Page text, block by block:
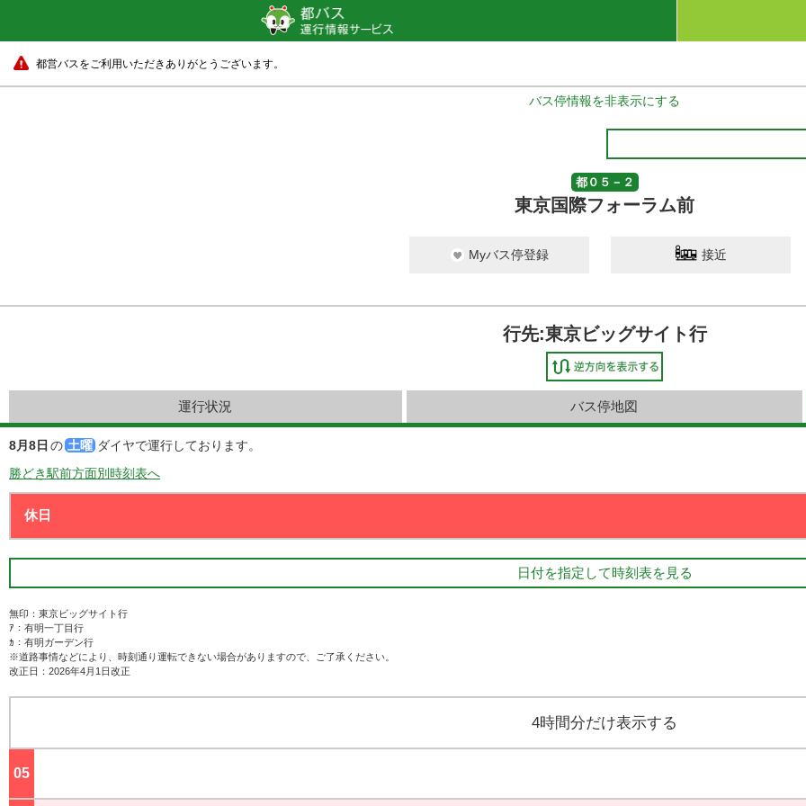
都営バスをご利用いただきありがとうございます。
バス停情報を非表示にする
都０５－２
東京国際フォーラム前
Myバス停登録 接近
行先:東京ビッグサイト行
運行状況 バス停地図
8月8日 の 土曜 ダイヤで運行しております。
勝どき駅前方面別時刻表へ
日付を指定して時刻表を見る
無印：東京ビッグサイト行
ｱ：有明一丁目行
ｶ：有明ガーデン行
※道路事情などにより、時刻通り運転できない場合がありますので、ご了承ください。
改正日：2026年4月1日改正
4時間分だけ表示する
05